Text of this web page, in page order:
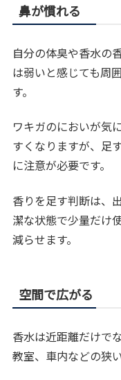
鼻が慣れる
自分の体臭や香水の
は弱いと感じても周
す。
ワキガのにおいが気
すくなりますが、足
に注意が必要です。
香りを足す判断は、
潔な状態で少量だけ
減らせます。
空間で広がる
香水は近距離だけで
教室、車内などの狭